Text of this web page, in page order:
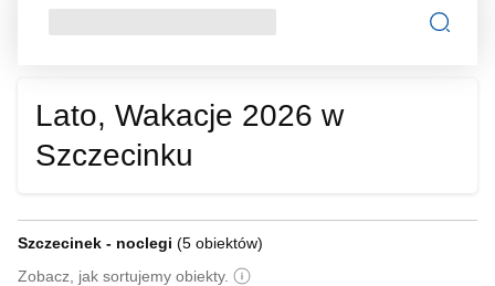
Lato, Wakacje 2026 w
Szczecinku
Szczecinek - noclegi (5 obiektów)
Zobacz, jak sortujemy obiekty.